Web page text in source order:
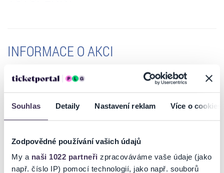
Souhlas Detaily Nastavení reklam Více o cookies
Zodpovědné používání vašich údajů
My a naši 1022 partneři zpracováváme vaše údaje (jako
např. číslo IP) pomocí technologií, jako např. souborů
INFORMACE O AKCI
Koncert se koná pod záštitou primátora statutárního města Teplice
Bc. Jiřího Štábla
Program:
Ludwig van Beethoven: Egmont, op. 84
Robert Schumann: Koncert pro violoncello a moll, op. 129
Ludwig van Beethoven: Symfonie č. 8 F dur, op. 93
Účinkují: